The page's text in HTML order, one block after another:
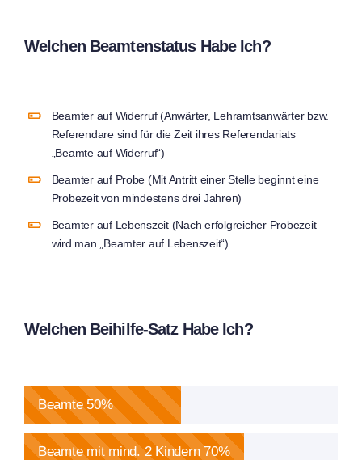
Welchen Beamtenstatus Habe Ich?
Beamter auf Widerruf (Anwärter, Lehramtsanwärter bzw.
Referendare sind für die Zeit ihres Referendariats
„Beamte auf Widerruf“)
Beamter auf Probe (Mit Antritt einer Stelle beginnt eine
Probezeit von mindestens drei Jahren)
Beamter auf Lebenszeit (Nach erfolgreicher Probezeit
wird man „Beamter auf Lebenszeit“)
Welchen Beihilfe-Satz Habe Ich?
Beamte50%
Beamte mit mind. 2 Kindern70%